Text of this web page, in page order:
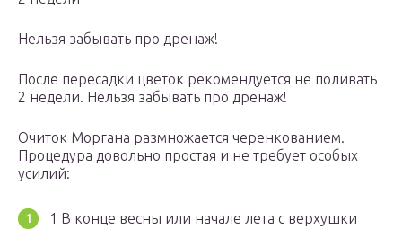
Нельзя забывать про дренаж!
После пересадки цветок рекомендуется не поливать
2 недели. Нельзя забывать про дренаж!
Очиток Моргана размножается черенкованием.
Процедура довольно простая и не требует особых
усилий:
1 В конце весны или начале лета с верхушки